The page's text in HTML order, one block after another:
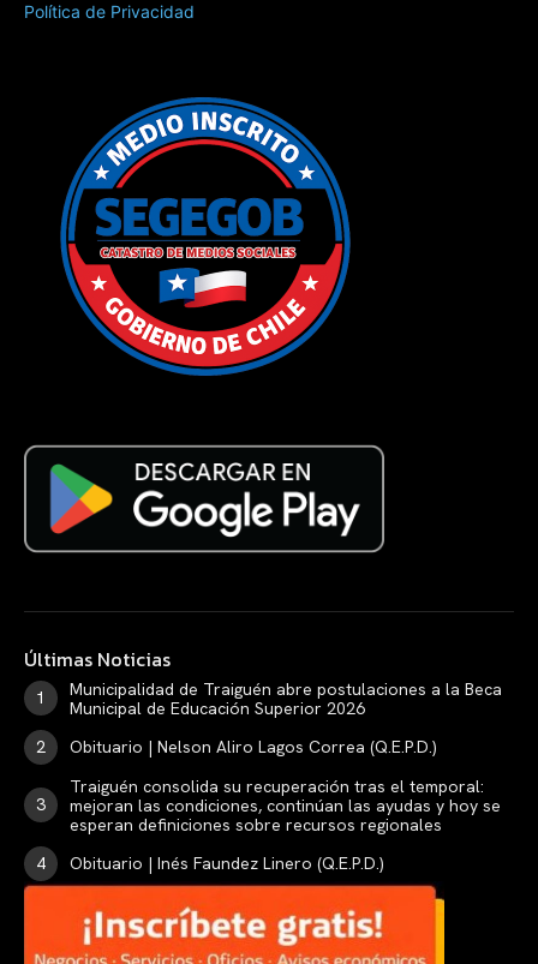
Política de Privacidad
Últimas Noticias
Municipalidad de Traiguén abre postulaciones a la Beca
Municipal de Educación Superior 2026
Obituario | Nelson Aliro Lagos Correa (Q.E.P.D.)
Traiguén consolida su recuperación tras el temporal:
mejoran las condiciones, continúan las ayudas y hoy se
esperan definiciones sobre recursos regionales
Obituario | Inés Faundez Linero (Q.E.P.D.)